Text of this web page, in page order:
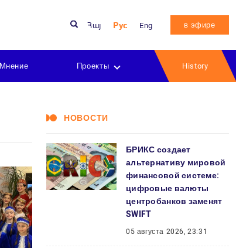
Հայ Рус Eng в эфире
Мнение Проекты History
НОВОСТИ
БРИКС создает
альтернативу мировой
финансовой системе:
цифровые валюты
центробанков заменят
SWIFT
05 августа 2026, 23:31